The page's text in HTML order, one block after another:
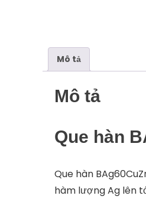
Mô tả
Mô tả
Que hàn
Que hàn
hàm lượng Ag lên